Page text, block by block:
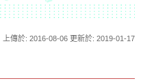
上傳於: 2016-08-06 更新於: 2019-01-17